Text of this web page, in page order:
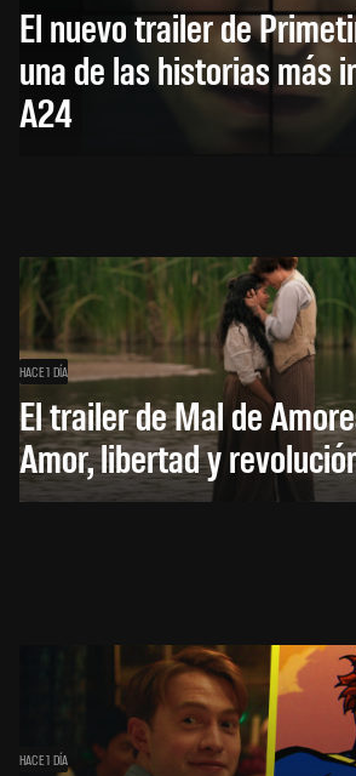
El nuevo trailer de
una de las historias más
A24
HACE 1 DÍA
El trailer de Mal de
Amor, libertad y
HACE 1 DÍA